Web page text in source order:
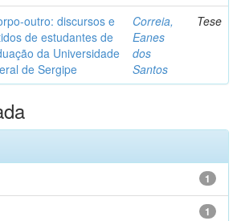
outro: discursos e
de estudantes de
da Universidade
de Sergipe
Correia,
Eanes
dos
Santos
Tese
1
1